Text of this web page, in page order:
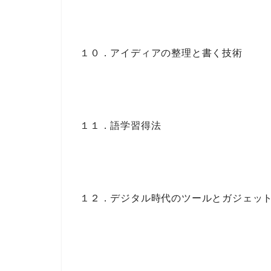
１０．アイディアの整理と書く技術
１１．語学習得法
１２．デジタル時代のツールとガジェッ